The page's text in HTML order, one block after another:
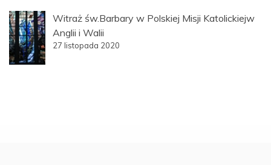
Witraż św.Barbary w Polskiej Misji Katolickiejw
Anglii i Walii
27 listopada 2020